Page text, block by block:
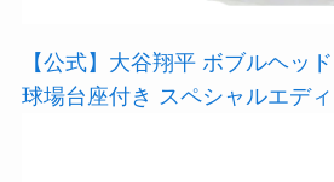
【公式】大谷翔平 ボブルヘッ
球場台座付き スペシャルエデ